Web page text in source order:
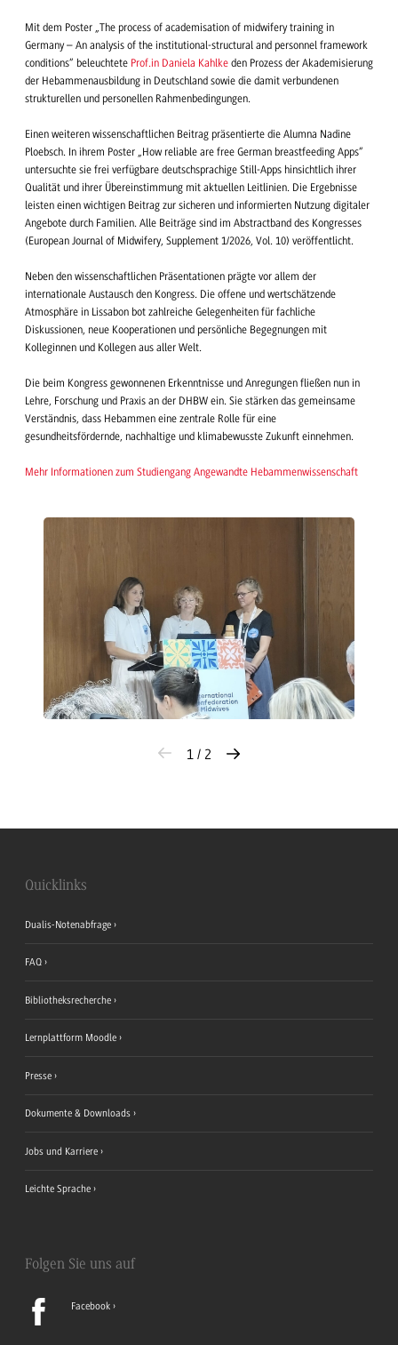
Mit dem Poster „The process of academisation of midwifery training in
Germany – An analysis of the institutional-structural and personnel framework
conditions“ beleuchtete Prof.in Daniela Kahlke den Prozess der Akademisierung
der Hebammenausbildung in Deutschland sowie die damit verbundenen
strukturellen und personellen Rahmenbedingungen.
Einen weiteren wissenschaftlichen Beitrag präsentierte die Alumna Nadine
Ploebsch. In ihrem Poster „How reliable are free German breastfeeding Apps“
untersuchte sie frei verfügbare deutschsprachige Still-Apps hinsichtlich ihrer
Qualität und ihrer Übereinstimmung mit aktuellen Leitlinien. Die Ergebnisse
leisten einen wichtigen Beitrag zur sicheren und informierten Nutzung digitaler
Angebote durch Familien. Alle Beiträge sind im Abstractband des Kongresses
(European Journal of Midwifery, Supplement 1/2026, Vol. 10) veröffentlicht.
Neben den wissenschaftlichen Präsentationen prägte vor allem der
internationale Austausch den Kongress. Die offene und wertschätzende
Atmosphäre in Lissabon bot zahlreiche Gelegenheiten für fachliche
Diskussionen, neue Kooperationen und persönliche Begegnungen mit
Kolleginnen und Kollegen aus aller Welt.
Die beim Kongress gewonnenen Erkenntnisse und Anregungen fließen nun in
Lehre, Forschung und Praxis an der DHBW ein. Sie stärken das gemeinsame
Verständnis, dass Hebammen eine zentrale Rolle für eine
gesundheitsfördernde, nachhaltige und klimabewusste Zukunft einnehmen.
Mehr Informationen zum Studiengang Angewandte Hebammenwissenschaft
1 / 2
Quicklinks
Dualis-Notenabfrage
FAQ
Bibliotheksrecherche
Lernplattform Moodle
Presse
Dokumente & Downloads
Jobs und Karriere
Leichte Sprache
Folgen Sie uns auf
Facebook